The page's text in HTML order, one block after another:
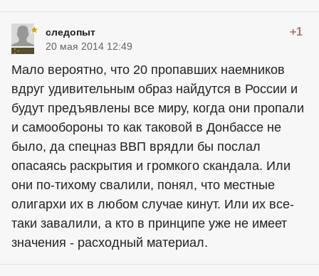
следопыт +1
20 мая 2014 12:49
Мало вероятно, что 20 пропавших наемников
вдруг удивительным образ найдутся в России и
будут предъявлены все миру, когда они пропали
и самообороны то как таковой в Донбассе не
было, да спецназ ВВП врядли бы послал
опасаясь раскрытия и громкого скандала. Или
они по-тихому свалили, понял, что местные
олигархи их в любом случае кинут. Или их все-
таки завалили, а кто в принципе уже не имеет
значения - расходный материал.